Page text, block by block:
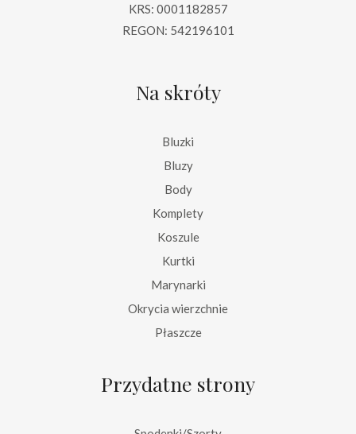
KRS: 0001182857
REGON: 542196101
Na skróty
Bluzki
Bluzy
Body
Komplety
Koszule
Kurtki
Marynarki
Okrycia wierzchnie
Płaszcze
Przydatne strony